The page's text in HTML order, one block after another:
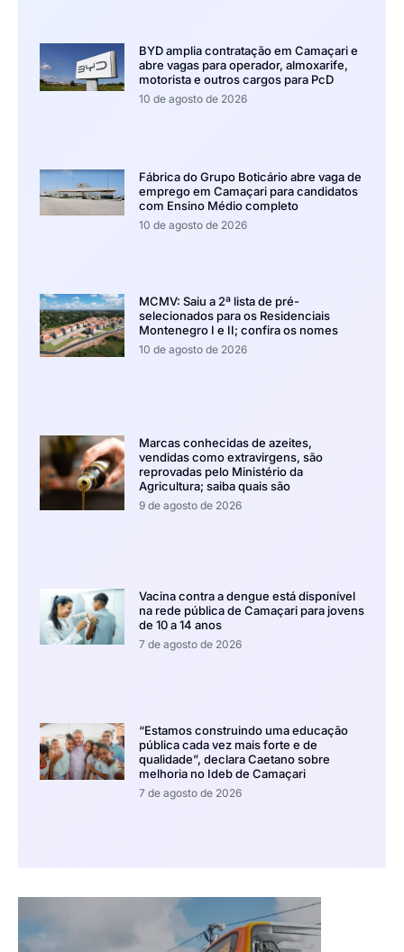
BYD amplia contratação em Camaçari e
abre vagas para operador, almoxarife,
motorista e outros cargos para PcD
10 de agosto de 2026
Fábrica do Grupo Boticário abre vaga de
emprego em Camaçari para candidatos
com Ensino Médio completo
10 de agosto de 2026
MCMV: Saiu a 2ª lista de pré-
selecionados para os Residenciais
Montenegro I e II; confira os nomes
10 de agosto de 2026
Marcas conhecidas de azeites,
vendidas como extravirgens, são
reprovadas pelo Ministério da
Agricultura; saiba quais são
9 de agosto de 2026
Vacina contra a dengue está disponível
na rede pública de Camaçari para jovens
de 10 a 14 anos
7 de agosto de 2026
“Estamos construindo uma educação
pública cada vez mais forte e de
qualidade”, declara Caetano sobre
melhoria no Ideb de Camaçari
7 de agosto de 2026